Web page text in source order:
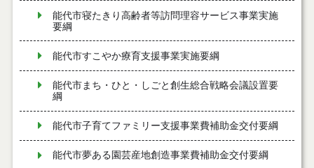
能代市寝たきり高齢者等訪問理容サービス事業実施
要綱
能代市すこやか療育支援事業実施要綱
能代市まち・ひと・しごと創生総合戦略会議設置要
綱
能代市子育てファミリー支援事業費補助金交付要綱
能代市夢ある園芸産地創造事業費補助金交付要綱